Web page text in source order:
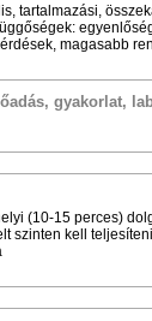
tartalmazási,
magasabb
gyakorlat,
(10-15 perces)
szinten kell teljesíteni